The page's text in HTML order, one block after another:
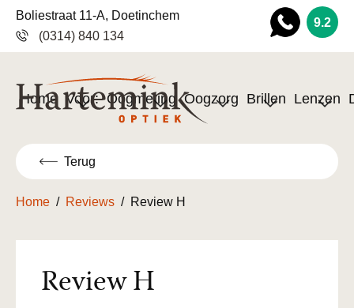
9.2
Boliestraat 11-A, Doetinchem
(0314) 840 134
Home Voor: Oogmeting Oogzorg Brillen Lenzen
Terug
Home / Reviews / Review H
Review H